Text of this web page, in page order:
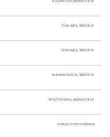
Sieradz, łódzkie
Sieradz, łódzkie
mazowieckie, łódzkie
Wejherowo, pomorskie
stacja internetowa